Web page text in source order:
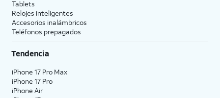
Tablets
Relojes inteligentes
Accesorios inalámbricos
Teléfonos prepagados
Tendencia
iPhone 17 Pro Max
iPhone 17 Pro
iPhone Air